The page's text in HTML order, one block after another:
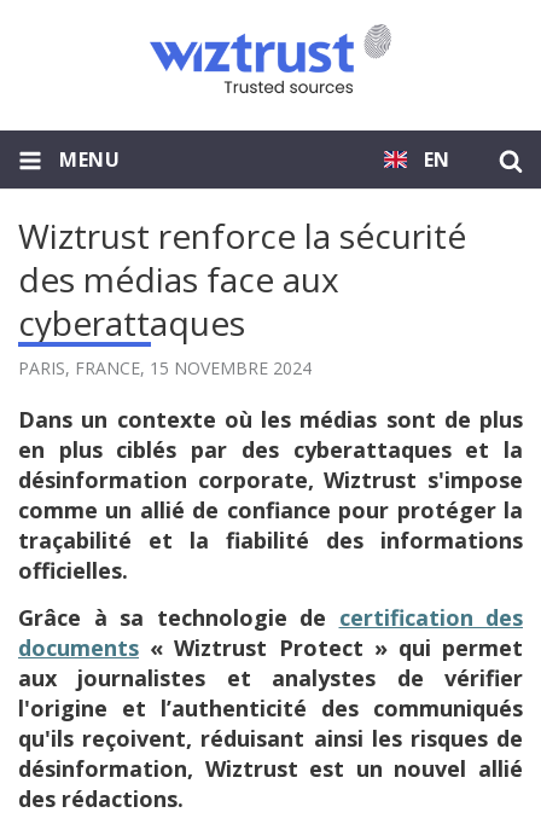
EN
MENU
Wiztrust renforce la sécurité
des médias face aux
cyberattaques
PARIS, FRANCE, 15 NOVEMBRE 2024
Dans un contexte où les médias sont de plus
en plus ciblés par des cyberattaques et la
désinformation corporate, Wiztrust s'impose
comme un allié de confiance pour protéger la
traçabilité et la fiabilité des informations
officielles.
Grâce à sa technologie de certification des
documents « Wiztrust Protect » qui permet
aux journalistes et analystes de vérifier
l'origine et l’authenticité des communiqués
qu'ils reçoivent, réduisant ainsi les risques de
désinformation, Wiztrust est un nouvel allié
des rédactions.